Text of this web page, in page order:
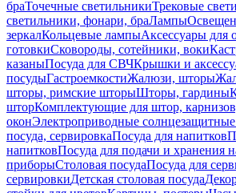
браТочечные светильникиТрековые
светильники, фонари, браЛампы
зеркалКольцевые лампыАксессуары для
готовкиСковороды, сотейники, воки
казаныПосуда для СВЧКрышки и
посудыГастроемкостиЖалюзи, шторы
шторы, римские шторыШторы, гардины
шторКомплектующие для штор,
оконЭлектроприводные
посуда, сервировкаПосуда для напитков
напитковПосуда для подачи и хранения
приборыСтоловая посудаПосуда для
сервировкиДетская столовая посуда